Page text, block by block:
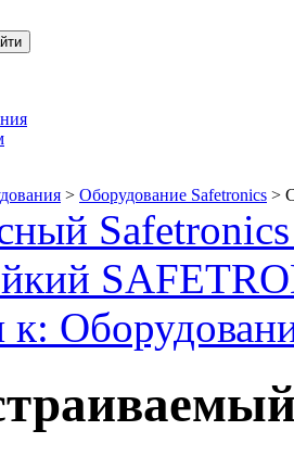
> Оборудование Safetronics >
к: